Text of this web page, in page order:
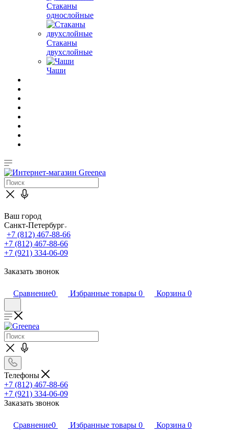
Стаканы
однослойные
Стаканы
двухслойные
Чаши
Ваш город
Санкт-Петербург
+7 (812) 467-88-66
+7 (812) 467-88-66
+7 (921) 334-06-09
Заказать звонок
Сравнение0 Избранные товары 0 Корзина 0
Телефоны
+7 (812) 467-88-66
+7 (921) 334-06-09
Заказать звонок
Сравнение0 Избранные товары 0 Корзина 0